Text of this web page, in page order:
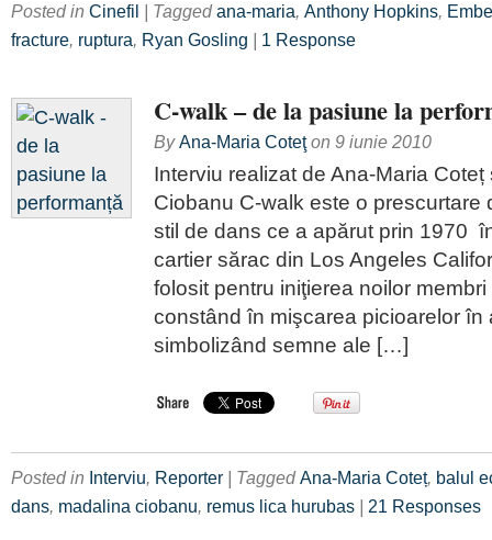
Posted in Cinefil | Taggedana-maria, Anthony Hopkins,
fracture, ruptura, Ryan Gosling | 1 Response
C-walk – de la pasiune la
ByAna-Maria Coteţon 9 iunie 2010
Interviu realizat de Ana-Maria Coteț
Ciobanu C-walk este o prescurtare
stil de dans ce a apărut prin 1970
cartier sărac din Los Angeles
folosit pentru iniţierea noilor
constând în mişcarea picioarelor în
simbolizând semne ale […]
Posted in Interviu, Reporter | TaggedAna-Maria Coteț, balul
dans, madalina ciobanu, remus lica hurubas | 21 Responses